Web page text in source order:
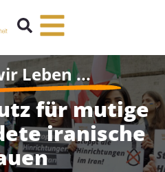
Leben ...
für mutige
iranische